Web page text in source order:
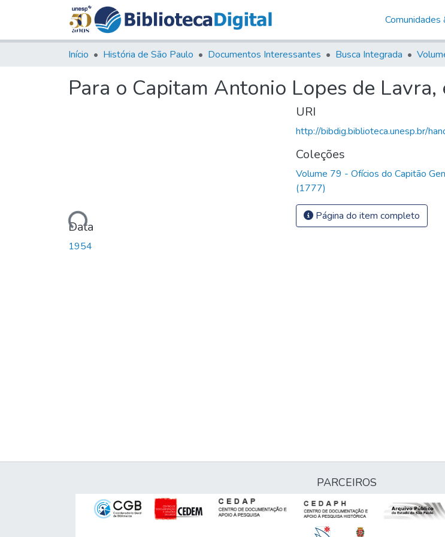
Comunidades
Início História de São Paulo Documentos Interessantes Busca Integrada
Para o Capitam Antonio Lopes de
Carregando...
Data
1954
URI
http://bibdig.biblioteca.unesp.br/
Coleções
Volume 79 - Ofícios do Capitão
(1777)
Página do item completo
PARCEIROS